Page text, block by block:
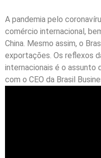
A pandemia pelo
comércio internacional,
China. Mesmo assim, o
exportações. Os reflexos
internacionais é o assunto
com o CEO da Brasil